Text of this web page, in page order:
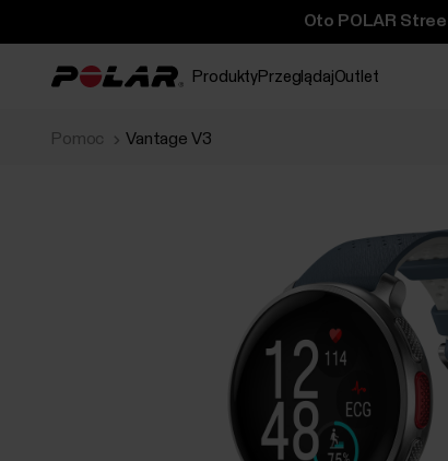
Oto POLAR
ProduktyPrzeglądajOutlet
Pomoc Vantage V3